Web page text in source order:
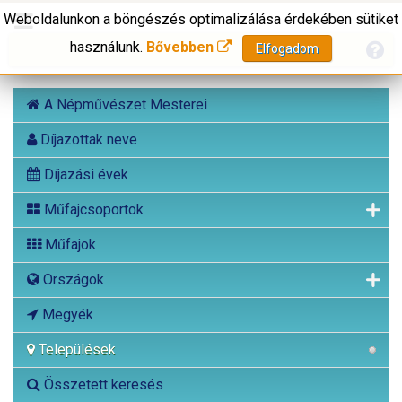
A Népművészet Mesterei
Díjazottak neve
Díjazási évek
Műfajcsoportok
Műfajok
Országok
Megyék
Települések
Összetett keresés
Weboldalunkon a böngészés optimalizálása érdekében sütiket
használunk. Bővebben Elfogadom